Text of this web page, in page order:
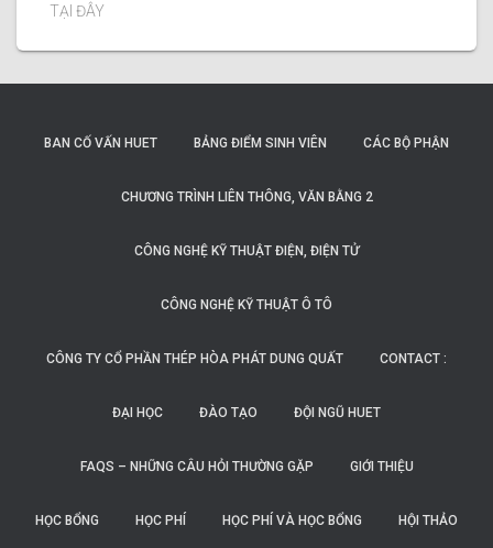
TẠI ĐÂY
BAN CỐ VẤN HUET BẢNG ĐIỂM SINH VIÊN CÁC BỘ PHẬN
CHƯƠNG TRÌNH LIÊN THÔNG, VĂN BẰNG 2
CÔNG NGHỆ KỸ THUẬT ĐIỆN, ĐIỆN TỬ
CÔNG NGHỆ KỸ THUẬT Ô TÔ
CÔNG TY CỔ PHẦN THÉP HÒA PHÁT DUNG QUẤT CONTACT :
ĐẠI HỌC ĐÀO TẠO ĐỘI NGŨ HUET
FAQS – NHỮNG CÂU HỎI THƯỜNG GẶP GIỚI THIỆU
HỌC BỔNG HỌC PHÍ HỌC PHÍ VÀ HỌC BỔNG HỘI THẢO